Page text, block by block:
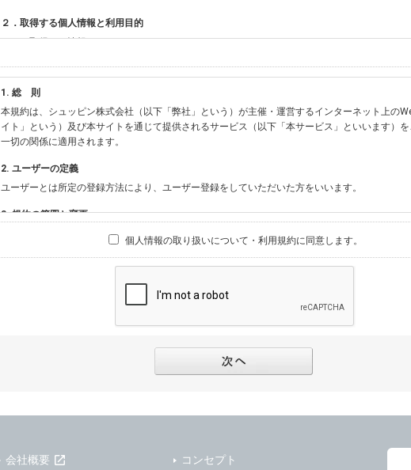
２．取得する個人情報と利用目的
（１）取得する情報
・必須登録：氏名、生年月日、性別、住所、電話番号、メールアドレス、パスワード
・任意登録：ニックネーム、プロフィール画像、希望するメールマガジンの種類
【当社サービスをご利用時に当社が取得またはご提供いただく情報】
・お支払いやお振込みに関わる情報（クレジットカード・銀行口座・電子マネー等の決済時に
・法律上の要請等により、本人確認を行うための本人確認書類（運転免許証、健康保険証、住
・EVERYBODY×PHOTOGRAPHER.comのご利用に伴いご登録いただいた、広範囲設定をご希
影機材や機材の設定等に関する情報、および画像データとその画像データに含まれる情報
・当社ウェブサイト・サービス内のクッキー情報
【外部サービスアカウントを利用される場合】
会員登録時にソーシャルネットワーキングサービス等の外部サービスとの連携を許可した場合
・当社物品販売、古物買取事業および個人・法人の売買仲介業に伴うご案内、契約、申し込み
・メールマガジンの配信、および当社が提供する商品・サービスについてのアンケート実施の
・EVERYBODY×PHOTOGRAPHER.comのフォトシェアリングサービス運営のため
(1)ご本人の同意がある場合。なお第三者に提供する場合には原則として、機密保持、再提供の
1. 総 則
本規約は、シュッピン株式会社（以下「弊社」という）が主催・運営するインターネット上の
イト」という）及び本サイトを通じて提供されるサービス（以下「本サービス」といいます）
一切の関係に適用されます。
2. ユーザーの定義
ユーザーとは所定の登録方法により、ユーザー登録をしていただいた方をいいます。
3. 規約の範囲と変更
1) 本規約は、本サイト及び本サービスの利用に関し、弊社及び全てのユーザーに適用されます。
2) 弊社が別途規定する個別規定、及び弊社が随時本サイト内に掲示またはユーザーに対し通知
す。本規約と個別規定及び追加規定が異なる場合は、個別規定及び追加規定が優先するものと
3) 弊社はユーザーの承諾を得ることなく、本規約を変更できるものとし、ユーザーはこれを承
た場合は、本サイト内に掲示またはユーザーに対し通知するものとし、その後にユーザーが本
1) ユーザーは、本サイトの利用に際し、ユーザー本人のユーザーID、パスワード、メールアド
します。
に届け出るものとします。
個人情報の取り扱いについて・利用規約に同意します。
会社概要
コンセプト